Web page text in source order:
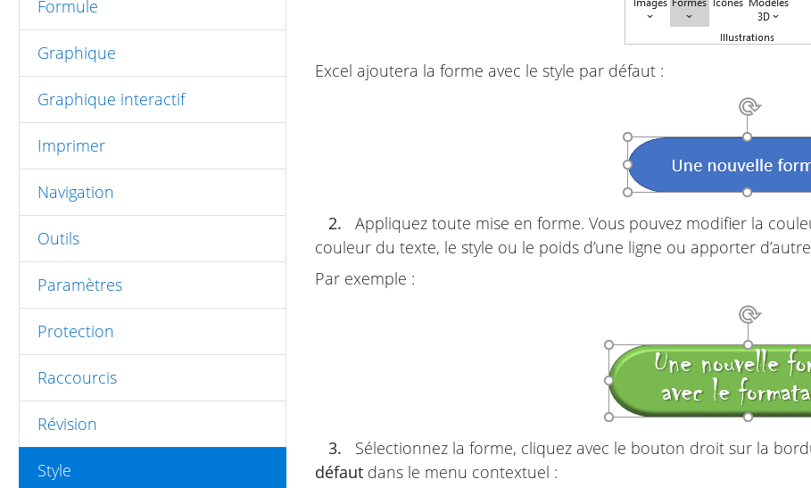
Formule
Graphique
Graphique interactif
Imprimer
Navigation
Outils
Paramètres
Protection
Raccourcis
Révision
Style
Excel ajoutera la forme avec le style par défaut :
2.
Appliquez toute mise en forme. Vous pouvez modifier la
couleur du texte, le style ou le poids d’une ligne ou apporter
Par exemple :
3. Sélectionnez la forme, cliquez avec le bouton droit sur la
défaut dans le menu contextuel :